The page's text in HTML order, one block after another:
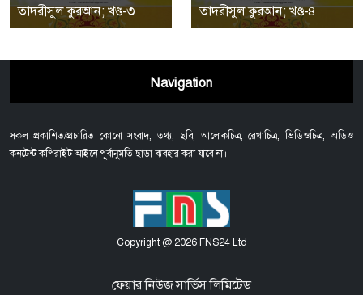
তাদরীসুল কুরআন; খণ্ড-৩ তাদরীসুল কুরআন; খণ্ড-৪
Navigation
সকল প্রকাশিত/প্রচারিত কোনো সংবাদ, তথ্য, ছবি, আলোকচিত্র, রেখাচিত্র, ভিডিওচিত্র, অডিও
কনটেন্ট কপিরাইট আইনে পূর্বানুমতি ছাড়া ব্যবহার করা যাবে না।
Copyright @ 2026 FNS24 Ltd
ফেয়ার নিউজ সার্ভিস লিমিটেড